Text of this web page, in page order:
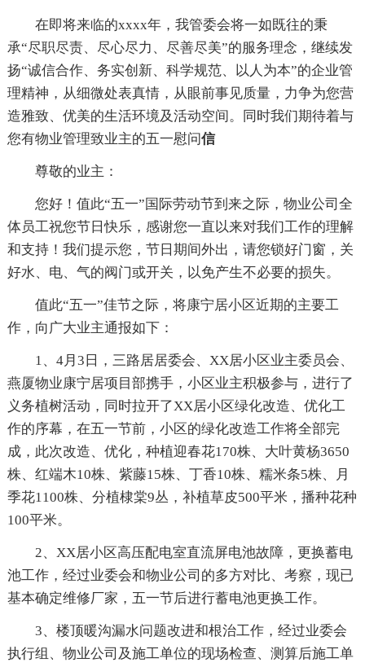
在即将来临的xxxx年，我管委会将一如既往的秉
承“尽职尽责、尽心尽力、尽善尽美”的服务理念，继续发
扬“诚信合作、务实创新、科学规范、以人为本”的企业管
理精神，从细微处表真情，从眼前事见质量，力争为您营
造雅致、优美的生活环境及活动空间。同时我们期待着与
您有物业管理致业主的五一慰问信
尊敬的业主：
您好！值此“五一”国际劳动节到来之际，物业公司全
体员工祝您节日快乐，感谢您一直以来对我们工作的理解
和支持！我们提示您，节日期间外出，请您锁好门窗，关
好水、电、气的阀门或开关，以免产生不必要的损失。
值此“五一”佳节之际，将康宁居小区近期的主要工
作，向广大业主通报如下：
1、4月3日，三路居居委会、XX居小区业主委员会、
燕厦物业康宁居项目部携手，小区业主积极参与，进行了
义务植树活动，同时拉开了XX居小区绿化改造、优化工
作的序幕，在五一节前，小区的绿化改造工作将全部完
成，此次改造、优化，种植迎春花170株、大叶黄杨3650
株、红端木10株、紫藤15株、丁香10株、糯米条5株、月
季花1100株、分植棣棠9丛，补植草皮500平米，播种花种
100平米。
2、XX居小区高压配电室直流屏电池故障，更换蓄电
池工作，经过业委会和物业公司的多方对比、考察，现已
基本确定维修厂家，五一节后进行蓄电池更换工作。
3、楼顶暖沟漏水问题改进和根治工作，经过业委会
执行组、物业公司及施工单位的现场检查、测算后施工单